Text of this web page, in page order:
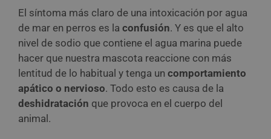
El síntoma más claro de una intoxicación por agua
de mar en perros es la confusión. Y es que el alto
nivel de sodio que contiene el agua marina puede
hacer que nuestra mascota reaccione con más
lentitud de lo habitual y tenga un comportamiento
apático o nervioso. Todo esto es causa de la
deshidratación que provoca en el cuerpo del
animal.